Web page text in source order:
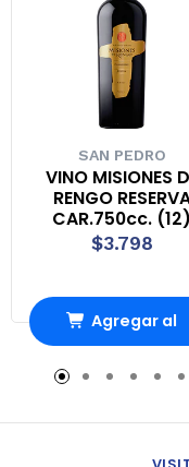
SAN PEDRO
VINO MISIONES
RENGO
CAR.750cc. (12)
$3.798
Agregar al
carrito